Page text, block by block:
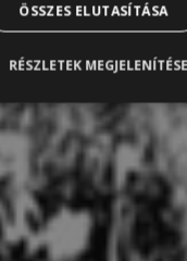
ÖSSZES ELUTASÍTÁSA
RÉSZLETEK MEGJELENÍTÉSE